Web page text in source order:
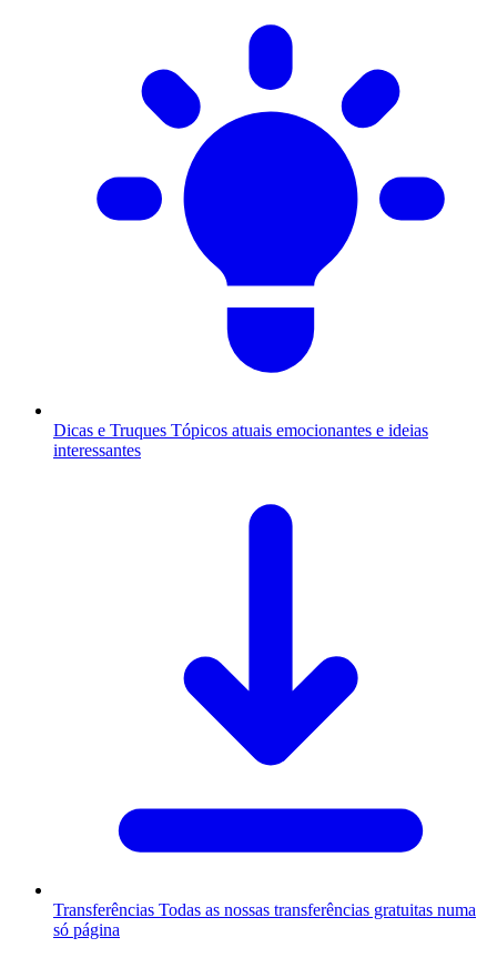
Dicas e Truques Tópicos atuais emocionantes e ideias
interessantes
Transferências Todas as nossas transferências gratuitas numa
só página